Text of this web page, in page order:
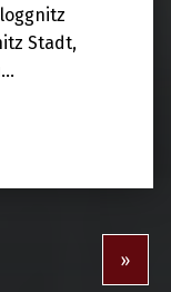
Stadt,
»